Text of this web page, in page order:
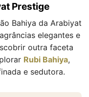
Prestige
Bahiya da Arabiyat
elegantes e
outra faceta
Rubi Bahiya,
e sedutora.